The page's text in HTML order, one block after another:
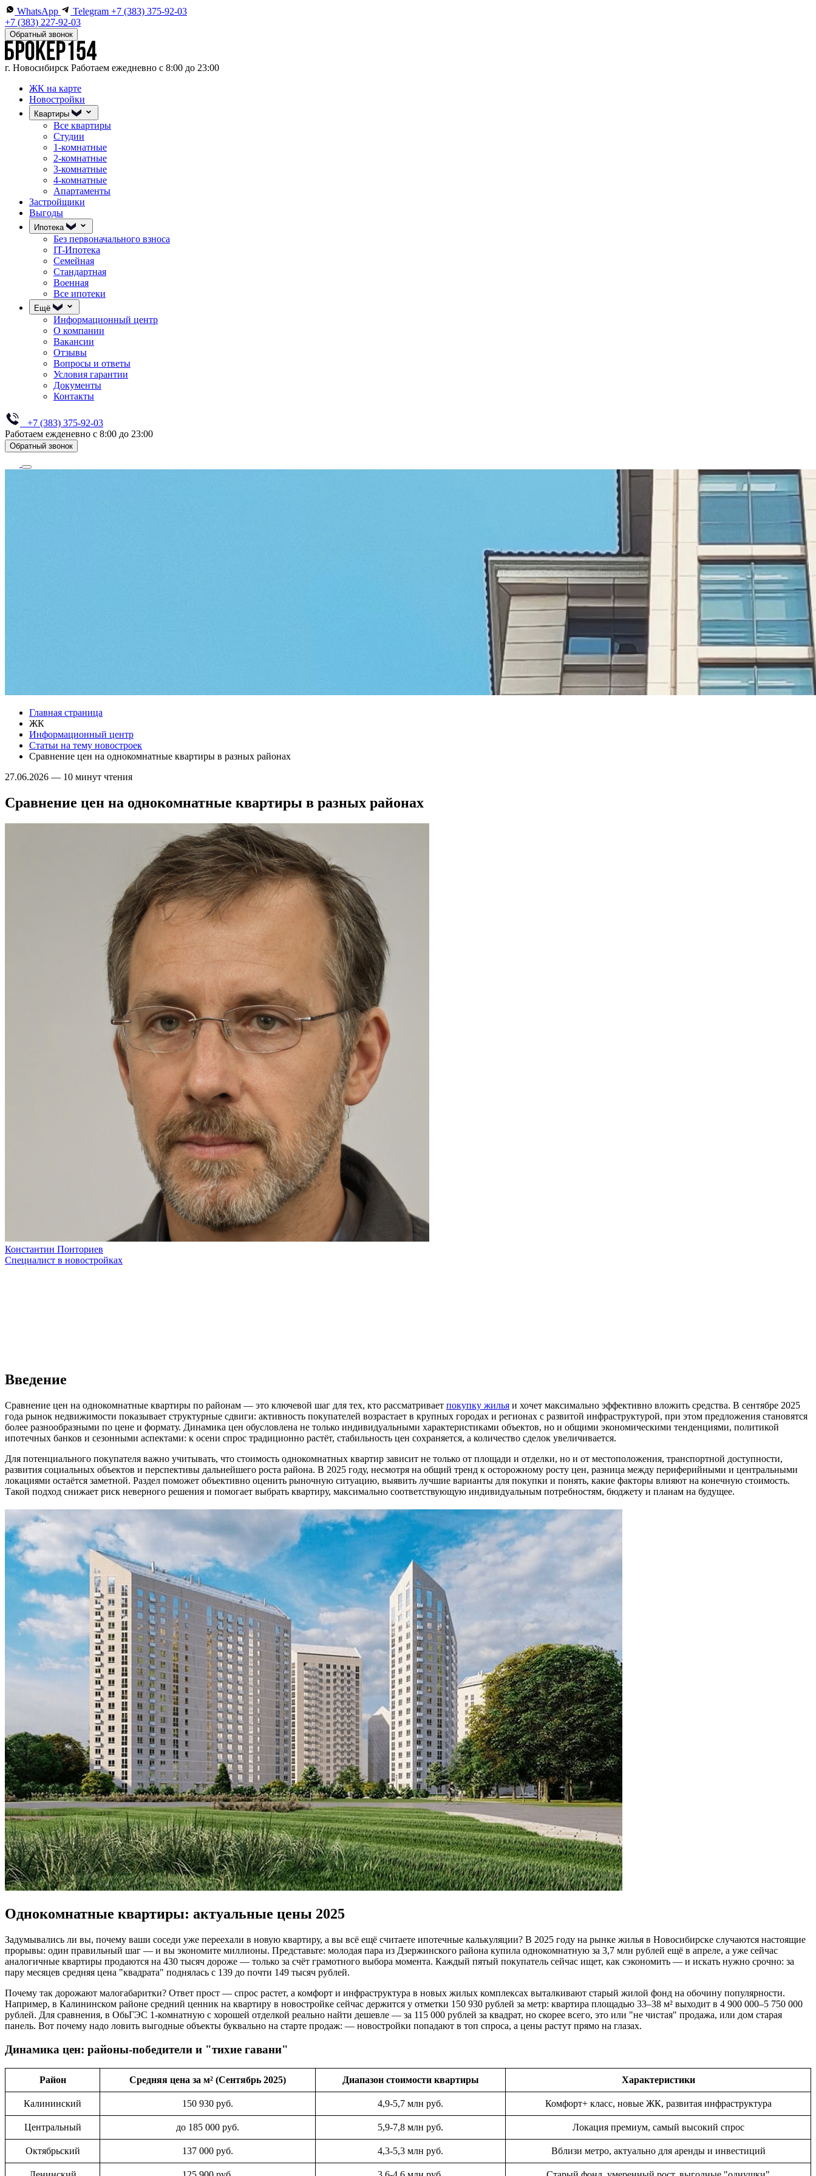
WhatsApp Telegram +7 (383) 375-92-03
+7 (383) 227-92-03
Обратный звонок
г. Новосибирск Работаем ежедневно с 8:00 до 23:00
ЖК на карте
Новостройки
Квартиры
Все квартиры
Студии
1-комнатные
2-комнатные
3-комнатные
4-комнатные
Апартаменты
Застройщики
Выгоды
Ипотека
Без первоначального взноса
IT-Ипотека
Семейная
Стандартная
Военная
Все ипотеки
Ещё
Информационный центр
О компании
Вакансии
Отзывы
Вопросы и ответы
Условия гарантии
Документы
Контакты
+7 (383) 375-92-03
Работаем ежденевно с 8:00 до 23:00
Обратный звонок
Главная страница
ЖК
Информационный центр
Статьи на тему новостроек
Сравнение цен на однокомнатные квартиры в разных районах
27.06.2026 — 10 минут чтения
Сравнение цен на однокомнатные квартиры в разных районах
Константин Понториев
Специалист в новостройках
Введение
Сравнение цен на однокомнатные квартиры по районам — это ключевой шаг для тех, кто рассматривает покупку жилья и хочет максимально эффективно вложить средства. В сентябре 2025
года рынок недвижимости показывает структурные сдвиги: активность покупателей возрастает в крупных городах и регионах с развитой инфраструктурой, при этом предложения становятся
более разнообразными по цене и формату. Динамика цен обусловлена не только индивидуальными характеристиками объектов, но и общими экономическими тенденциями, политикой
ипотечных банков и сезонными аспектами: к осени спрос традиционно растёт, стабильность цен сохраняется, а количество сделок увеличивается.
Для потенциального покупателя важно учитывать, что стоимость однокомнатных квартир зависит не только от площади и отделки, но и от местоположения, транспортной доступности,
развития социальных объектов и перспективы дальнейшего роста района. В 2025 году, несмотря на общий тренд к осторожному росту цен, разница между периферийными и центральными
локациями остаётся заметной. Раздел поможет объективно оценить рыночную ситуацию, выявить лучшие варианты для покупки и понять, какие факторы влияют на конечную стоимость.
Такой подход снижает риск неверного решения и помогает выбрать квартиру, максимально соответствующую индивидуальным потребностям, бюджету и планам на будущее.
Однокомнатные квартиры: актуальные цены 2025
Задумывались ли вы, почему ваши соседи уже переехали в новую квартиру, а вы всё ещё считаете ипотечные калькуляции? В 2025 году на рынке жилья в Новосибирске случаются настоящие
прорывы: один правильный шаг — и вы экономите миллионы. Представьте: молодая пара из Дзержинского района купила однокомнатную за 3,7 млн рублей ещё в апреле, а уже сейчас
аналогичные квартиры продаются на 430 тысяч дороже — только за счёт грамотного выбора момента. Каждый пятый покупатель сейчас ищет, как сэкономить — и искать нужно срочно: за
пару месяцев средняя цена "квадрата" поднялась c 139 до почти 149 тысяч рублей.
Почему так дорожают малогабаритки? Ответ прост — спрос растет, а комфорт и инфраструктура в новых жилых комплексах выталкивают старый жилой фонд на обочину популярности.
Например, в Калининском районе средний ценник на квартиру в новостройке сейчас держится у отметки 150 930 рублей за метр: квартира площадью 33–38 м² выходит в 4 900 000–5 750 000
рублей. Для сравнения, в ОбьГЭС 1-комнатную с хорошей отделкой реально найти дешевле — за 115 000 рублей за квадрат, но скорее всего, это или "не чистая" продажа, или дом старая
панель. Вот почему надо ловить выгодные объекты буквально на старте продаж: — новостройки попадают в топ спроса, а цены растут прямо на глазах.
Динамика цен: районы-победители и "тихие гавани"
Район Средняя цена за м² (Сентябрь 2025) Диапазон стоимости квартиры Характеристики
Калининский 150 930 руб. 4,9-5,7 млн руб. Комфорт+ класc, новые ЖК, развитая инфраструктура
Центральный до 185 000 руб. 5,9-7,8 млн руб. Локация премиум, самый высокий спрос
Октябрьский 137 000 руб. 4,3-5,3 млн руб. Вблизи метро, актуально для аренды и инвестиций